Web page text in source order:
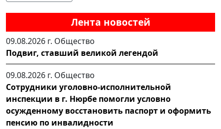
Лента новостей
09.08.2026 г. Общество
Подвиг, ставший великой легендой
09.08.2026 г. Общество
Сотрудники уголовно-исполнительной
инспекции в г. Нюрбе помогли условно
осужденному восстановить паспорт и оформить
пенсию по инвалидности